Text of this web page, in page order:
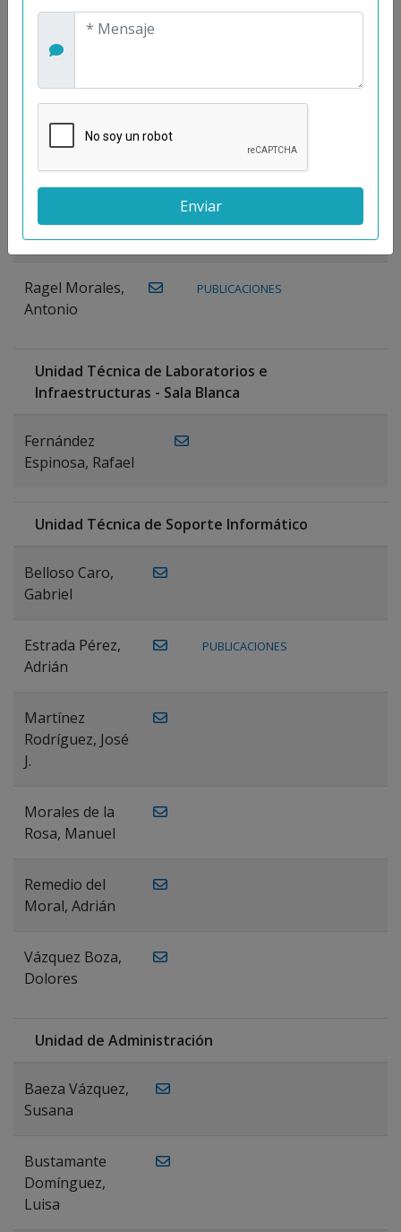
Prieto, Antonio
Mora
Gutiérrez, José
PUBLICACIONES
Moreno
Rocío
Ragel Morales,
Antonio
PUBLICACIONES
Unidad Técnica de Laboratorios e
Infraestructuras - Sala Blanca
Fernández
Espinosa, Rafael
Unidad Técnica de Soporte Informático
Belloso Caro,
Gabriel
Estrada Pérez,
Adrián
PUBLICACIONES
Martínez
Rodríguez, José
J.
Morales de la
Rosa, Manuel
Remedio del
Moral, Adrián
Vázquez Boza,
Dolores
Unidad de Administración
Baeza Vázquez,
Susana
Bustamante
Domínguez,
Luisa